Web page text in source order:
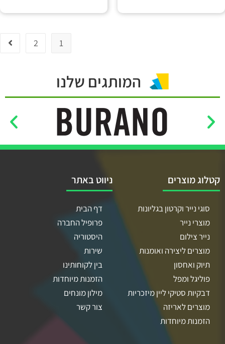
1
2
המותגים שלנו
קטלוג מוצרים
סוגי נייר וקרטון בגליונות
מוצרי נייר
נייר צילום
מוצרים ליצירה ואומנות
תיוק ואחסון
פוליגל ומפל
דבקיות סטיקי ליין מיזכריות
מוצרים לאריזה
הזמנות מיוחדות
ניווט באתר
דף הבית
פרופיל החברה
היסטוריה
שירות
בין לקוחותינו
הזמנות מיוחדות
מילון מונחים
צור קשר